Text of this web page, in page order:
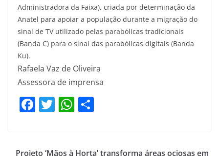
Administradora da Faixa), criada por determinação da
Anatel para apoiar a população durante a migração do
sinal de TV utilizado pelas parabólicas tradicionais
(Banda C) para o sinal das parabólicas digitais (Banda
Ku).
Rafaela Vaz de Oliveira
Assessora de imprensa
F
e
T
er
W
s e
Projeto ‘Mãos à Horta’ transforma áreas ociosas em